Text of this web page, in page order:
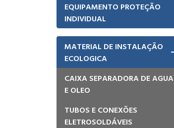
EQUIPAMENTO PROTEÇÃO
INDIVIDUAL
MATERIAL DE INSTALAÇÃO
ECOLOGICA
CAIXA SEPARADORA DE AGUA
E OLEO
TUBOS E CONEXÕES
ELETROSOLDÁVEIS